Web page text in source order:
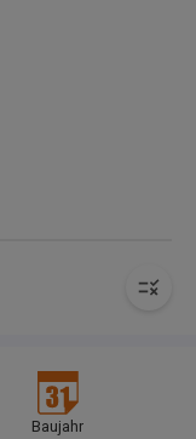
Baujahr